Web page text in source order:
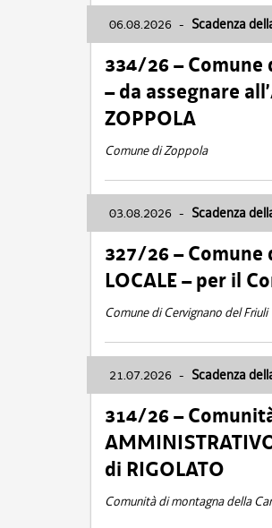
06.08.2026 - Scadenza
334/26 – Comune
– da assegnare
ZOPPOLA
Comune di Zoppola
03.08.2026 - Scadenza
327/26 – Comune
LOCALE – per il
Comune di Cervignano del Friuli
21.07.2026 - Scadenza
314/26 –
di RIGOLATO
Comunità di montagna della